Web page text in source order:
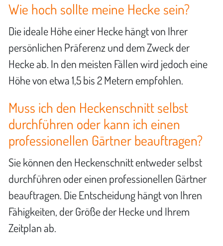
Wie hoch sollte meine Hecke sein?
Die ideale Höhe einer Hecke hängt von Ihrer
persönlichen Präferenz und dem Zweck der
Hecke ab. In den meisten Fällen wird jedoch eine
Höhe von etwa 1,5 bis 2 Metern empfohlen.
Muss ich den Heckenschnitt selbst
durchführen oder kann ich einen
professionellen Gärtner beauftragen?
Sie können den Heckenschnitt entweder selbst
durchführen oder einen professionellen Gärtner
beauftragen. Die Entscheidung hängt von Ihren
Fähigkeiten, der Größe der Hecke und Ihrem
Zeitplan ab.